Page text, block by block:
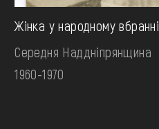
Жінка у народному вбранні
Середня Наддніпрянщина
1960-1970